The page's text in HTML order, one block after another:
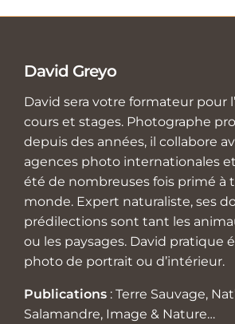
David Greyo
David sera votre formateur pour
cours et stages. Photographe
depuis des années, il collabore
agences photo internationales
été de nombreuses fois primé à
monde. Expert naturaliste, ses
prédilections sont tant les
ou les paysages. David pratique
photo de portrait ou d’intérieur.
Publications : Terre Sauvage,
Salamandre, Image & Nature…